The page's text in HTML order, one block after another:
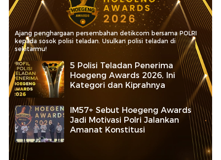
Ajang penghargaan persembahan detikcom bersama POLRI
kepada sosok polisi teladan. Usulkan polisi teladan di
sekitarmu!
5 Polisi Teladan Penerima
Hoegeng Awards 2026, Ini
Kategori dan Kiprahnya
IM57+ Sebut Hoegeng Awards
Jadi Motivasi Polri Jalankan
Amanat Konstitusi